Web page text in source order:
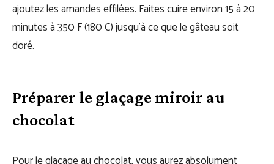
ajoutez les amandes effilées. Faites cuire environ 15 à 20
minutes à 350 F (180 C) jusqu’à ce que le gâteau soit
doré.
Préparer le glaçage miroir au
chocolat